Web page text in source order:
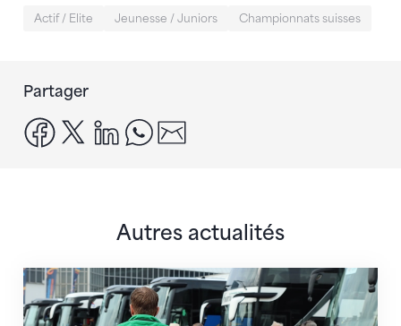
Actif / Elite Jeunesse / Juniors Championnats suisses
Partager
facebook
x linkedinwhatsapp
Autres actualités
Twerenbold devient le partenaire officiel de la FSG